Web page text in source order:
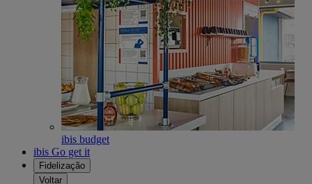
ibis budget
ibis Go get it
Fidelização
Voltar